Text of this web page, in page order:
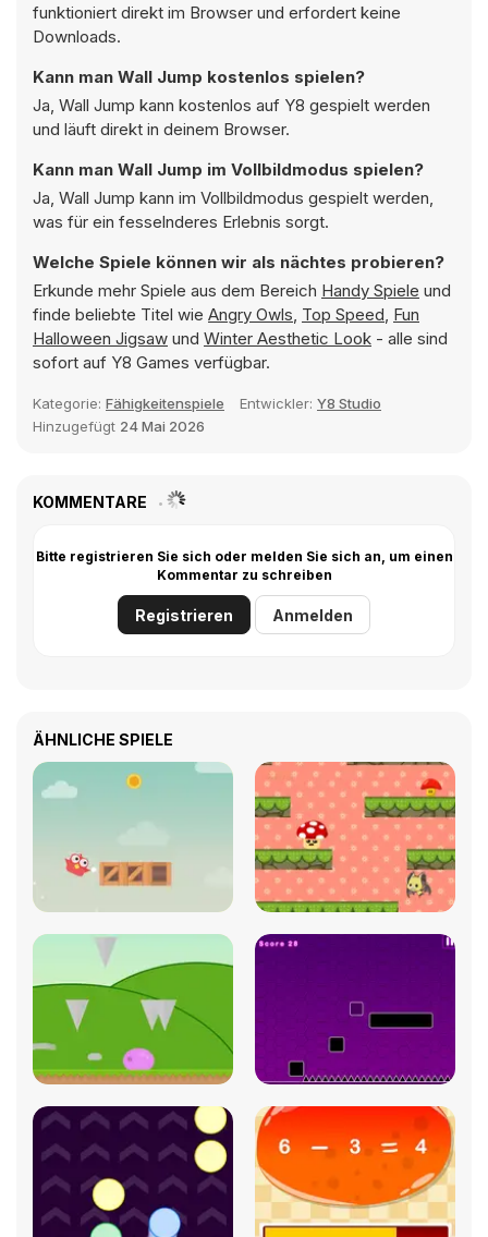
funktioniert direkt im Browser und erfordert keine
Downloads.
Kann man Wall Jump kostenlos spielen?
Ja, Wall Jump kann kostenlos auf Y8 gespielt werden
und läuft direkt in deinem Browser.
Kann man Wall Jump im Vollbildmodus spielen?
Ja, Wall Jump kann im Vollbildmodus gespielt werden,
was für ein fesselnderes Erlebnis sorgt.
Welche Spiele können wir als nächtes probieren?
Erkunde mehr Spiele aus dem Bereich Handy Spiele und
finde beliebte Titel wie Angry Owls, Top Speed, Fun
Halloween Jigsaw und Winter Aesthetic Look - alle sind
sofort auf Y8 Games verfügbar.
Kategorie: Fähigkeitenspiele Entwickler: Y8 Studio
Hinzugefügt 24 Mai 2026
KOMMENTARE
Bitte registrieren Sie sich oder melden Sie sich an, um einen
Kommentar zu schreiben
Registrieren Anmelden
ÄHNLICHE SPIELE